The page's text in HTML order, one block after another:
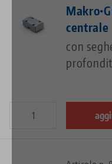
centrale
con